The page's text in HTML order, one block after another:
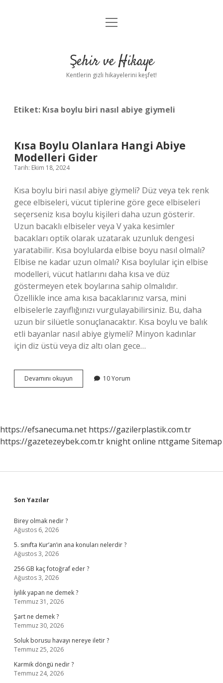
Anasayfa
Yasal Uyarı
menüyü
Şehir ve Hikaye
Kentlerin gizli hikayelerini keşfet!
Etiket: Kısa boylu biri nasıl abiye giymeli
Kısa Boylu Olanlara Hangi Abiye
Modelleri Gider
Tarih: Ekim 18, 2024
Kısa boylu biri nasıl abiye giymeli? Düz veya tek renk
gece elbiseleri, vücut tiplerine göre gece elbiseleri
seçerseniz kısa boylu kişileri daha uzun gösterir.
Uzun bacaklı elbiseler veya V yaka kesimler
bacakları optik olarak uzatarak uzunluk dengesi
yaratabilir. Kısa boylularda elbise boyu nasıl olmalı?
Elbise ne kadar uzun olmalı? Kısa boylular için elbise
modelleri, vücut hatlarını daha kısa ve düz
göstermeyen etek boylarına sahip olmalıdır.
Özellikle ince ama kısa bacaklarınız varsa, mini
elbiselerle zayıflığınızı vurgulayabilirsiniz. Bu, daha
uzun bir silüetle sonuçlanacaktır. Kısa boylu ve balık
etli bayanlar nasıl abiye giymeli? Minyon kadınlar
için diz üstü veya diz altı olan gece…
Devamını okuyun
Boylu
Gider
10 Yorum
https://efsanecuma.net https://gazilerplastik.com.tr
https://gazetezeybek.com.tr knight online nttgame Sitemap
Sidebar
Son Yazılar
Birey olmak nedir ?
Ağustos 6, 2026
5. sınıfta Kur’an’ın ana konuları nelerdir ?
Ağustos 3, 2026
256 GB kaç fotoğraf eder ?
Ağustos 3, 2026
İyilik yapan ne demek ?
Temmuz 31, 2026
Şart ne demek ?
Temmuz 30, 2026
Soluk borusu havayı nereye iletir ?
Temmuz 25, 2026
Karmik döngü nedir ?
Temmuz 24, 2026